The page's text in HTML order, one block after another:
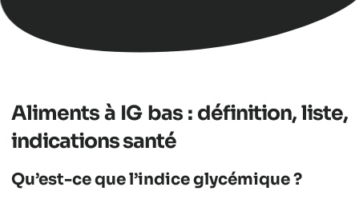
Aliments à IG bas : définition, liste,
indications santé
Qu’est-ce que l’indice glycémique ?